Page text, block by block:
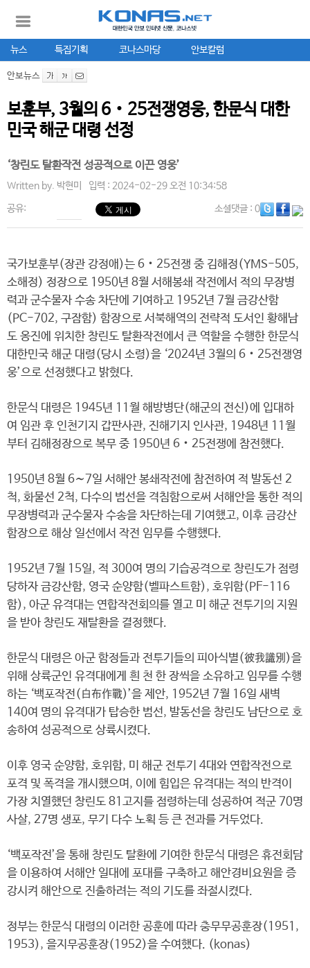
뉴스 특집기획 코나스마당 안보칼럼
안보뉴스
보훈부, 3월의 6‧25전쟁영웅, 한문식 대한
민국 해군 대령 선정
‘창린도 탈환작전 성공적으로 이끈 영웅’
Written by. 박현미 입력 : 2024-02-29 오전 10:34:58
공유: 소셜댓글: 0
국가보훈부(장관 강정애)는 6‧25전쟁 중 김해정(YMS-505,
소해정) 정장으로 1950년 8월 서해봉쇄 작전에서 적의 무장병
력과 군수물자 수송 차단에 기여하고 1952년 7월 금강산함
(PC-702, 구잠함) 함장으로 서북해역의 전략적 도서인 황해남
도 옹진에 위치한 창린도 탈환작전에서 큰 역할을 수행한 한문식
대한민국 해군 대령(당시 소령)을 ‘2024년 3월의 6‧25전쟁영
웅’으로 선정했다고 밝혔다.
한문식 대령은 1945년 11월 해방병단(해군의 전신)에 입대하
여 임관 후 인천기지 갑판사관, 진해기지 인사관, 1948년 11월
부터 김해정장으로 복무 중 1950년 6‧25전쟁에 참전했다.
1950년 8월 6∼7일 서해안 봉쇄작전에 참전하여 적 발동선 2
척, 화물선 2척, 다수의 범선을 격침함으로써 서해안을 통한 적의
무장병력과 군수물자 수송을 차단하는데 기여했고, 이후 금강산
함장으로 해상 일선에서 작전 임무를 수행했다.
1952년 7월 15일, 적 300여 명의 기습공격으로 창린도가 점령
당하자 금강산함, 영국 순양함(벨파스트함), 호위함(PF-116
함), 아군 유격대는 연합작전회의를 열고 미 해군 전투기의 지원
을 받아 창린도 재탈환을 결정했다.
한문식 대령은 아군 함정들과 전투기들의 피아식별(彼我識別)을
위해 상륙군인 유격대에게 흰 천 한 장씩을 소유하고 임무를 수행
하는 ‘백포작전(白布作戰)’을 제안, 1952년 7월 16일 새벽
140여 명의 유격대가 탑승한 범선, 발동선을 창린도 남단으로 호
송하여 성공적으로 상륙시켰다.
이후 영국 순양함, 호위함, 미 해군 전투기 4대와 연합작전으로
포격 및 폭격을 개시했으며, 이에 힘입은 유격대는 적의 반격이
가장 치열했던 창린도 81고지를 점령하는데 성공하여 적군 70명
사살, 27명 생포, 무기 다수 노획 등 큰 전과를 거두었다.
‘백포작전’을 통해 창린도 탈환에 기여한 한문식 대령은 휴전회담
을 이용하여 서해안 일대에 포대를 구축하고 해안경비요원을 증
강시켜 해안으로 진출하려는 적의 기도를 좌절시켰다.
정부는 한문식 대령의 이러한 공훈에 따라 충무무공훈장(1951,
1953), 을지무공훈장(1952)을 수여했다. (konas)